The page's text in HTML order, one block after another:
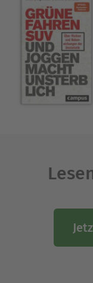
wurde vielfach
dem
Stiftung, dem
Fellowship,
und dem
Buch.
Staaten an